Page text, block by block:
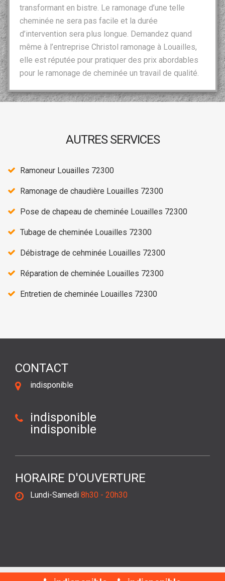
transformant en bistre. Le ramonage d’une telle
cheminée ne sera pas facile et la durée
d’intervention sera plus longue. Demandez quand
même à l’entreprise Christol ramonage à Louailles,
elle est réputée pour pratiquer des prix abordables
pour le ramonage de cheminée un travail de qualité.
AUTRES SERVICES
Ramoneur Louailles 72300
Ramonage de chaudière Louailles 72300
Pose de chapeau de cheminée Louailles 72300
Tubage de cheminée Louailles 72300
Débistrage de cehminée Louailles 72300
Réparation de cheminée Louailles 72300
Entretien de cheminée Louailles 72300
CONTACT
indisponible
indisponible
indisponible
HORAIRE D'OUVERTURE
Lundi-Samedi 8h30 - 20h30